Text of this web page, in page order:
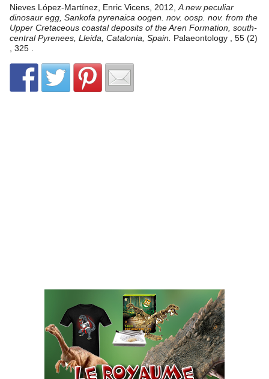
Nieves López-Martínez, Enric Vicens, 2012, A new peculiar
dinosaur egg, Sankofa pyrenaica oogen. nov. oosp. nov. from the
Upper Cretaceous coastal deposits of the Aren Formation, south-
central Pyrenees, Lleida, Catalonia, Spain.
Palaeontology , 55 (2)
, 325 .